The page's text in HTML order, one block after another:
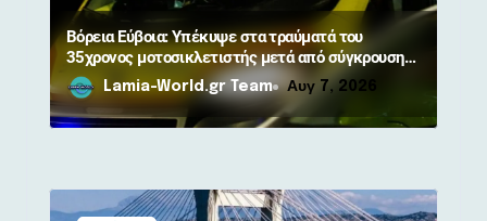
νΒόρεια Εύβοια: Υπέκυψε στα τραύματά του
35χρονος μοτοσικλετιστής μετά από σύγκρουση
με αγριογούρουνο
Lamia-World.gr Team Αυγ 7, 2026